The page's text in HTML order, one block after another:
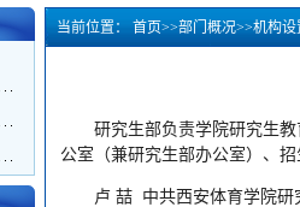
当前位置： 首页>>部门概况>>机构设
研究生部负责学院研究生
公室（兼研究生部办公室）、
卢 喆 中共西安体育学院研